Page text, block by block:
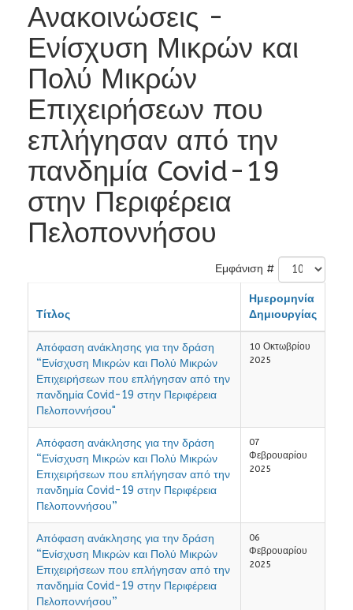
Ανακοινώσεις -
Ενίσχυση Μικρών και
Πολύ Μικρών
Επιχειρήσεων που
επλήγησαν από την
πανδημία Covid-19
στην Περιφέρεια
Πελοποννήσου
Εμφάνιση #
Τίτλος
Ημερομηνία
Δημιουργίας
Απόφαση ανάκλησης για την δράση
“Ενίσχυση Μικρών και Πολύ Μικρών
Επιχειρήσεων που επλήγησαν από την
πανδημία Covid-19 στην Περιφέρεια
Πελοποννήσου"
10 Οκτωβρίου
2025
Απόφαση ανάκλησης για την δράση
“Ενίσχυση Μικρών και Πολύ Μικρών
Επιχειρήσεων που επλήγησαν από την
πανδημία Covid-19 στην Περιφέρεια
Πελοποννήσου”
07
Φεβρουαρίου
2025
Απόφαση ανάκλησης για την δράση
“Ενίσχυση Μικρών και Πολύ Μικρών
Επιχειρήσεων που επλήγησαν από την
πανδημία Covid-19 στην Περιφέρεια
Πελοποννήσου”
06
Φεβρουαρίου
2025